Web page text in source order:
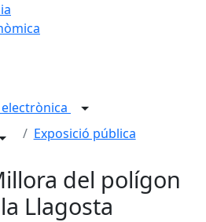
Exposició pública
del polígon
Llagosta